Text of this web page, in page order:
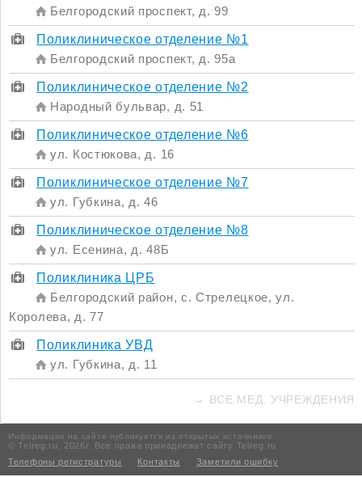
Белгородский проспект, д. 99
Поликлиническое отделение №1
Белгородский проспект, д. 95а
Поликлиническое отделение №2
Народный бульвар, д. 51
Поликлиническое отделение №6
ул. Костюкова, д. 16
Поликлиническое отделение №7
ул. Губкина, д. 46
Поликлиническое отделение №8
ул. Есенина, д. 48Б
Поликлиника ЦРБ
Белгородский район, с. Стрелецкое, ул.
Королева, д. 77
Поликлиника УВД
ул. Губкина, д. 11
→ ВСЕ МЕД. УЧРЕЖДЕНИЯ
Информация на сайте публикуется из открытых источников.
© Telreg.ru, 2026г. Все права принадлежат сайту Telreg.ru
Телефоны регистратуры
Контакты Заметили ошибку